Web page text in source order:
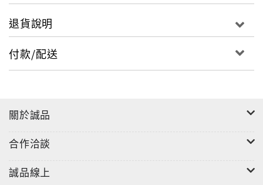
◎隨書附贈手繪明信片
退貨說明
付款/配送
關於誠品
合作洽談
誠品線上